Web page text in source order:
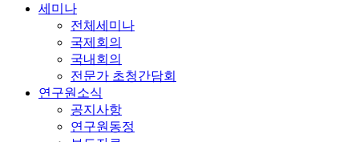
세미나
전체세미나
국제회의
국내회의
전문가 초청간담회
연구원소식
공지사항
연구원동정